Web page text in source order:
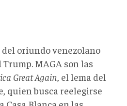
del oriundo venezolano
MAGA son las
Great Again , el lema del
quien busca reelegirse